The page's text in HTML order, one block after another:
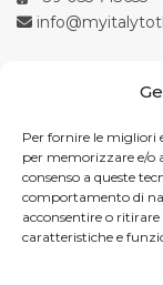
Per fornire le migliori
per memorizzare e/o
consenso a queste
comportamento di
acconsentire o
caratteristiche e
Tuscanyall.com
Capitale Sociale